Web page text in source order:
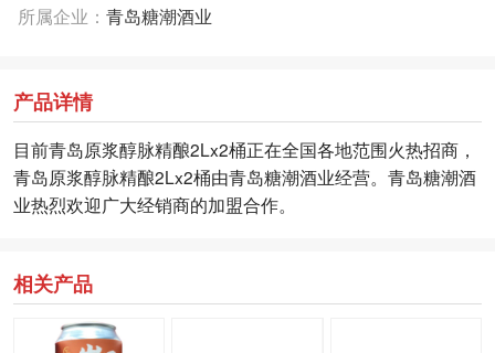
所属企业： 青岛糖潮酒业
产品详情
目前青岛原浆醇脉精酿2Lx2桶正在全国各地范围火热招商，
青岛原浆醇脉精酿2Lx2桶由青岛糖潮酒业经营。青岛糖潮酒
业热烈欢迎广大经销商的加盟合作。
相关产品